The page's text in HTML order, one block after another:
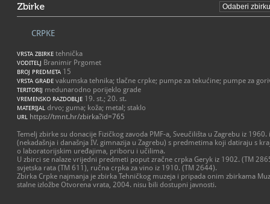
Zbirke
CRPKE
VRSTA ZBIRKE tehnička
VODITELJ Branimir Prgomet
BROJ PREDMETA 15
VRSTA GRAĐE vakumska tehnika; tlačne crpke; pumpe za tekućine; pumpe za
TERITORIJ medunarodno porijeklo grade
VREMENSKO RAZDOBLJE 19. st.; 20. st.
MATERIJAL drvo; guma; koža; metal; staklo
URL https://tmnt.hr/zbirka?id=765
Temelj zbirke su donacije Fizičkog zavoda PMF-a, Sveučilišta u Zagrebu iz
(nekadašnja i današnja IV. gimnazija u Zagrebu) s predmetima koji datiraju s
o laboratorijskim uređajima, priboru i učilima.
U zbirci se nalaze vrijedni predmeti poput zračne crpka Geryk iz 1902. (TM
svjetska rata (TM 611), ručna crpka za vino iz 1910. (TM 2644).
Zbirka Crpke najmanja je zbirka Tehničkog muzeja i pripada onim zbirkama
stalne izložbe Otvorena vrata, 2004. nisu bili dostupni javnosti.